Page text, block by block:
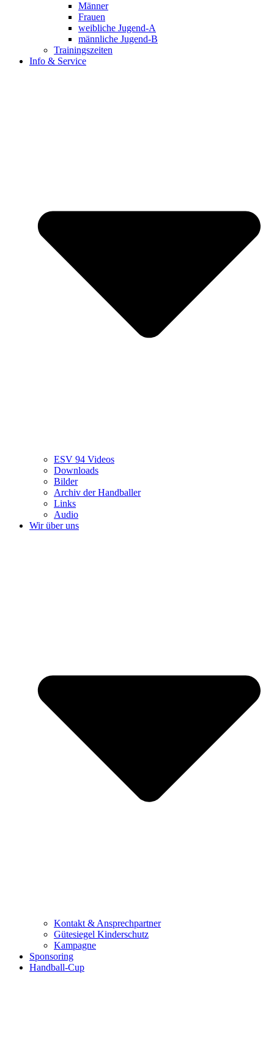
Männer
Frauen
weibliche Jugend-A
männliche Jugend-B
Trainingszeiten
Info & Service
ESV 94 Videos
Downloads
Bilder
Archiv der Handballer
Links
Audio
Wir über uns
Kontakt & Ansprechpartner
Gütesiegel Kinderschutz
Kampagne
Sponsoring
Handball-Cup